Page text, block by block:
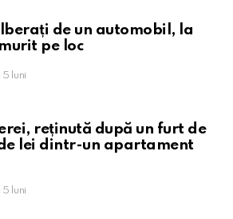
de un automobil, la
pe loc
5 luni
reținută după un furt de
lei dintr-un apartament
5 luni